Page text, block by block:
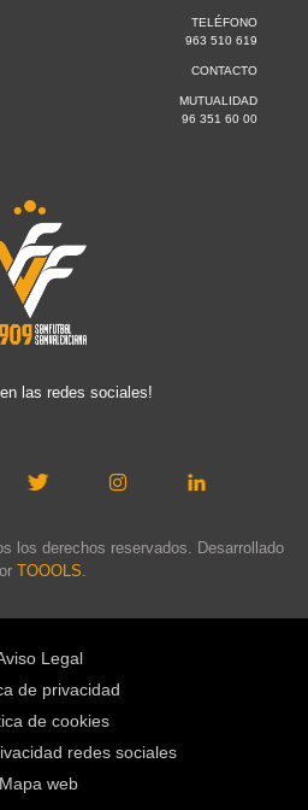
TELÉFONO
963 510 619
CONTACTO
MUTUALIDAD
96 351 60 00
las redes sociales!
los derechos reservados. Desarrollado
TOOOLS
Legal
de privacidad
de cookies
redes sociales
Mapa web